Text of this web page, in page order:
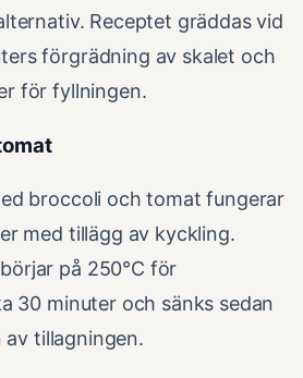
Receptet gräddas vid
förgrädning av skalet och
för fyllningen.
broccoli och tomat fungerar
med tillägg av kyckling.
på 250°C för
30 minuter och sänks sedan
tillagningen.